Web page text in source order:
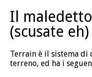
Il
(scusate eh)
Terrain è il sistema di
terreno, ed ha i